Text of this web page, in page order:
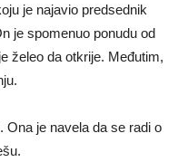
je najavio predsednik
je spomenuo ponudu od
želeo da otkrije. Međutim,
Ona je navela da se radi o